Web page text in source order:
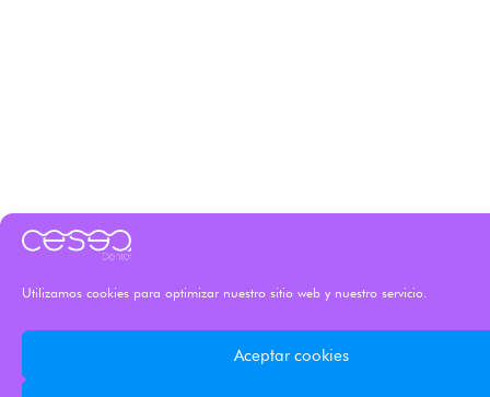
Utilizamos cookies para optimizar nuestro sitio web y nuestro servicio.
Aceptar cookies